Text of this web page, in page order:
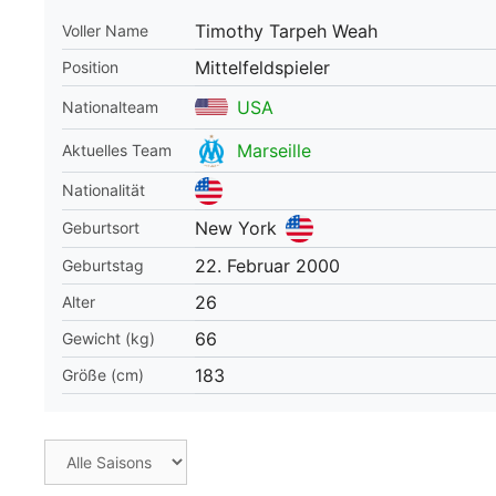
downloaden
Voller Name Timothy Tarpeh Weah
Position Mittelfeldspieler
Nationalteam USA
Aktuelles Team Marseille
Nationalität
Geburtsort
New York
Geburtstag 22. Februar 2000
Alter 26
Gewicht (kg) 66
Größe (cm) 183